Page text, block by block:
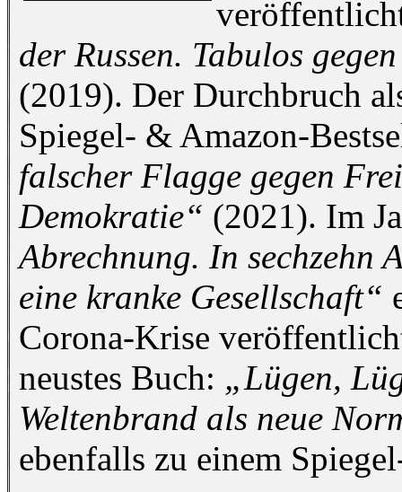
der Russen. Tabulos
(2019). Der Durchbruch
Spiegel- & Amazon-
falscher Flagge gegen
Demokratie“ (2021). Im
Abrechnung. In sechzehn
eine kranke Gesellschaft“
Corona-Krise
neustes Buch: „Lügen,
Weltenbrand als neue
ebenfalls zu einem